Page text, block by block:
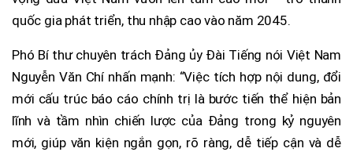
quốc gia phát triển, thu nhập cao vào năm 2045.
Phó Bí thư chuyên trách Đảng ủy Đài Tiếng nói Việt Nam
Nguyễn Văn Chí nhấn mạnh: “Việc tích hợp nội dung, đổi
mới cấu trúc báo cáo chính trị là bước tiến thể hiện bản
lĩnh và tầm nhìn chiến lược của Đảng trong kỷ nguyên
mới, giúp văn kiện ngắn gọn, rõ ràng, dễ tiếp cận và dễ